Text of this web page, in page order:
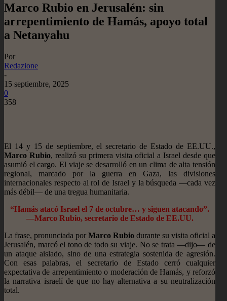
Marco Rubio en Jerusalén: sin
arrepentimiento de Hamás, apoyo total
a Netanyahu
Por
Redazione
-
15 septiembre, 2025
0
358
El 14 y 15 de septiembre, el secretario de Estado de EE.UU.,
Marco Rubio, realizó su primera visita oficial a Israel desde que
asumió el cargo. El viaje se desarrolló en un clima de alta tensión
regional, marcado por la guerra en Gaza, las divisiones
internacionales respecto al rol de Israel y la búsqueda —cada vez
más débil— de una tregua humanitaria.
“Hamás atacó Israel el 7 de octubre… y siguen atacando”.
—Marco Rubio, secretario de Estado de EE.UU.
La frase, pronunciada por Marco Rubio durante su visita oficial a
Jerusalén, marcó el tono de todo su viaje. No se trata —dijo— de
un ataque aislado, sino de una estrategia sostenida de agresión.
Con esas palabras, el secretario de Estado cerró cualquier
expectativa de arrepentimiento o moderación de Hamás, y reforzó
la narrativa israelí de que no hay alternativa a su neutralización
total.